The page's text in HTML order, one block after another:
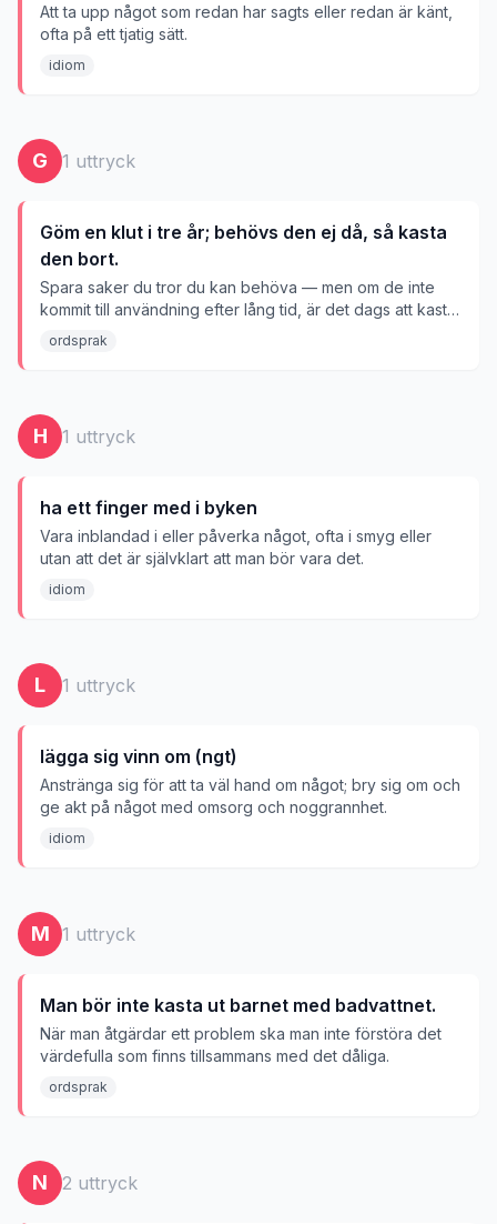
Att ta upp något som redan har sagts eller redan är känt,
ofta på ett tjatig sätt.
idiom
G 1 uttryck
Göm en klut i tre år; behövs den ej då, så kasta
den bort.
Spara saker du tror du kan behöva — men om de inte
kommit till användning efter lång tid, är det dags att kasta
dem.
ordsprak
H 1 uttryck
ha ett finger med i byken
Vara inblandad i eller påverka något, ofta i smyg eller
utan att det är självklart att man bör vara det.
idiom
L 1 uttryck
lägga sig vinn om (ngt)
Anstränga sig för att ta väl hand om något; bry sig om och
ge akt på något med omsorg och noggrannhet.
idiom
M 1 uttryck
Man bör inte kasta ut barnet med badvattnet.
När man åtgärdar ett problem ska man inte förstöra det
värdefulla som finns tillsammans med det dåliga.
ordsprak
N 2 uttryck